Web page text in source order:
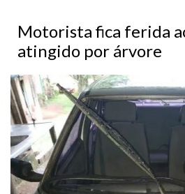
Motorista fica ferida
atingido por árvore